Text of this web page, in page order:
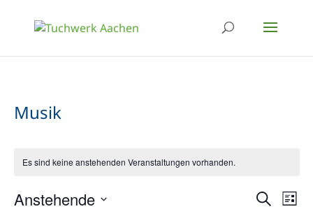
Musik
Es sind keine anstehenden Veranstaltungen vorhanden.
SucheListe
Anstehende